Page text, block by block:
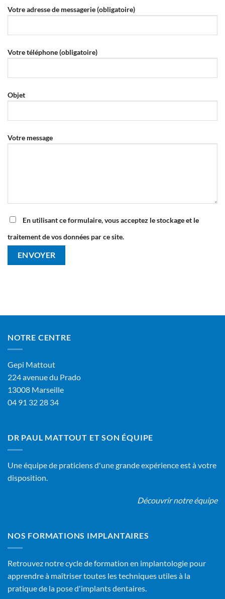
Votre adresse de messagerie (obligatoire)
Votre téléphone (obligatoire)
Objet
Votre message
En utilisant ce formulaire, vous acceptez le stockage et le
traitement de vos données par ce site.
NOTRE CENTRE
Gepi Mattout
224 avenue du Prado
13008 Marseille
04 91 32 28 34
DR PAUL MATTOUT ET SON ÉQUIPE
Une équipe de praticiens d'une grande expérience est à votre
disposition.
Découvrir notre équipe
NOS FORMATIONS IMPLANTAIRES
Retrouvez notre cycle de formation en implantologie pour
apprendre à maîtriser toutes les techniques utiles à la
pratique de la pose d'implants dentaires.